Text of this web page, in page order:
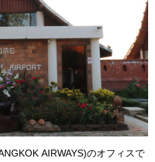
AIRWAYS)のオフィスで